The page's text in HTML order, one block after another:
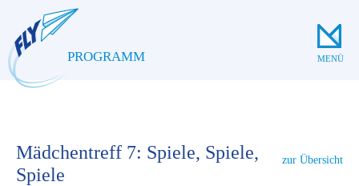
PROGRAMM MENÜ
Mädchentreff 7: Spiele, Spiele,
Spiele
zur Übersicht